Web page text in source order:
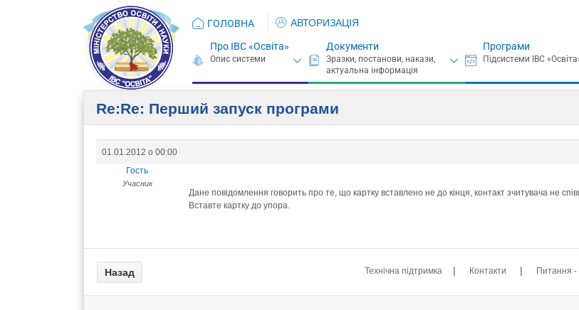
ГОЛОВНА АВТОРИЗАЦІЯ
Про ІВС «Освіта» Документи Програми
Re:Re: Перший запуск програми
01.01.2012 о 00:00
Гость
Учасник
Дане повідомлення говорить про те, що картку вставлено не до кінця, контакт зчитувача не
Вставте картку до упора.
Технічна підтримка | Контакти | Питання -